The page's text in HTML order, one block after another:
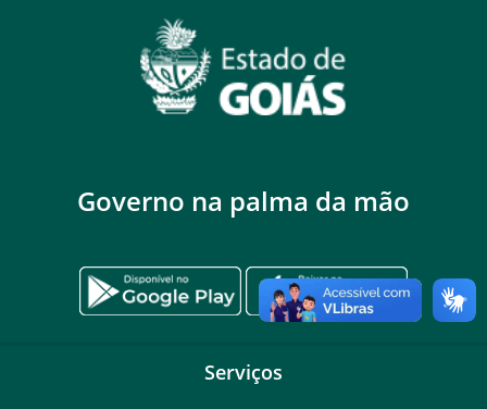
Governo na palma da mão
Serviços